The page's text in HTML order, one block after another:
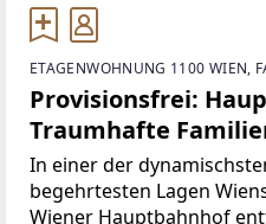
ETAGENWOHNUNG 1100 WIEN,
Provisionsfrei:
Traumhafte
Lage: Luxuriöse
In einer der
begehrtesten Lagen
Wiener Hauptbahnhof